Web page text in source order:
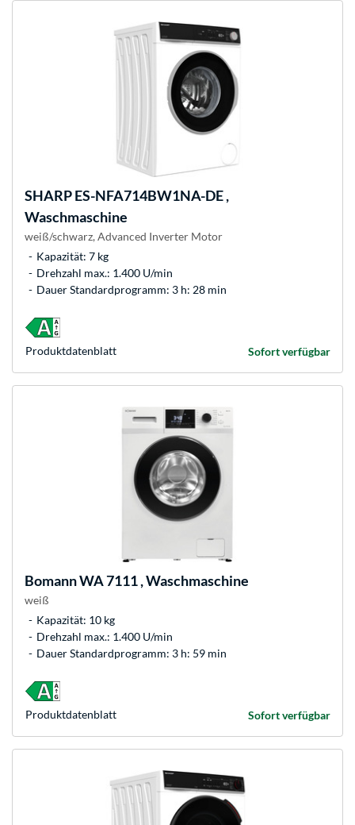
SHARPES-NFA714BW1NA-DE ,
Waschmaschine
weiß/schwarz, Advanced Inverter Motor
Kapazität: 7 kg
Drehzahl max.: 1.400 U/min
Dauer Standardprogramm: 3 h: 28 min
Sofort verfügbar
Produkt­datenblatt
BomannWA 7111 , Waschmaschine
weiß
Kapazität: 10 kg
Drehzahl max.: 1.400 U/min
Dauer Standardprogramm: 3 h: 59 min
Sofort verfügbar
Produkt­datenblatt